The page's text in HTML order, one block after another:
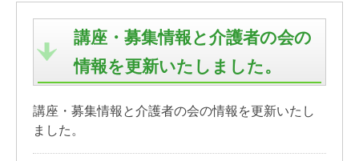
講座・募集情報と介護者の会の
情報を更新いたしました。
講座・募集情報と介護者の会の情報を更新いたし
ました。